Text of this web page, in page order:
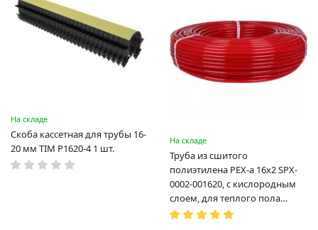
На складе
Скоба кассетная для трубы 16-
20 мм TIM P1620-4 1 шт.
На складе
Труба из сшитого
полиэтилена PEX-a 16х2 SPX-
0002-001620, с кислородным
слоем, для теплого пола
(Испания)